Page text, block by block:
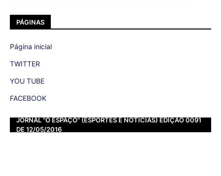
PÁGINAS
Página inicial
TWITTER
YOU TUBE
FACEBOOK
JORNAL "O ESPAÇO" (ESPORTES E NOTÍCIAS) EDIÇÃO 0091
DE 12/05/2016